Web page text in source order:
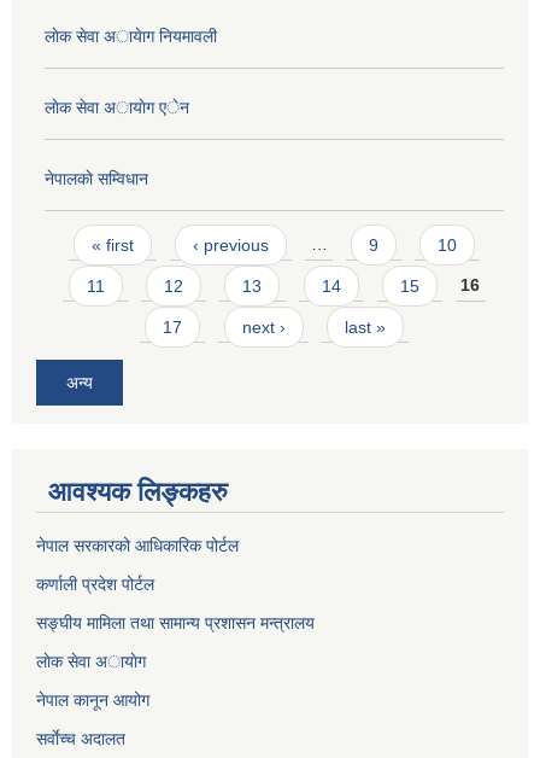
लाेक सेवा अायेाग नियमावली
लाेक सेवा अायाेग एेन
नेपालकाे सम्विधान
Pages
« first ‹ previous … 9 10
11 12 13 14 15 16
17 next › last »
अन्य
आवश्यक लिङ्कहरु
नेपाल सरकारको आधिकारिक पोर्टल
कर्णाली प्रदेश पोर्टल
सङ्घीय मामिला तथा सामान्य प्रशासन मन्त्रालय
लाेक सेवा अायाेग
नेपाल कानून आयोग
सर्वाेच्च अदालत